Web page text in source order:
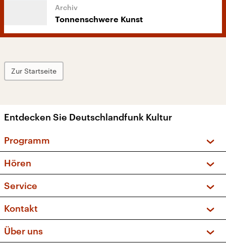
Tonnenschwere Kunst
Zur Startseite
Entdecken Sie Deutschlandfunk Kultur
Programm
Sendungen und Podcasts
Musikliste
Kakadu – Das Kinderprogramm
Hören
Frequenzen (UKW + DAB+)
Service
FAQ
Apps
Newsletter
Kontakt
Über uns